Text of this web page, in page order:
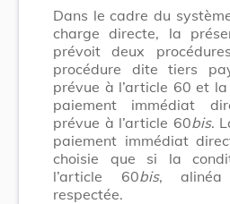
Dans le cadre du
charge directe, la
prévoit deux
procédure dite tiers
prévue à l’article 60 et
paiement immédiat
prévue à l’article 60bis.
paiement immédiat
choisie que si la
l’article 60bis, alinéa
respectée.